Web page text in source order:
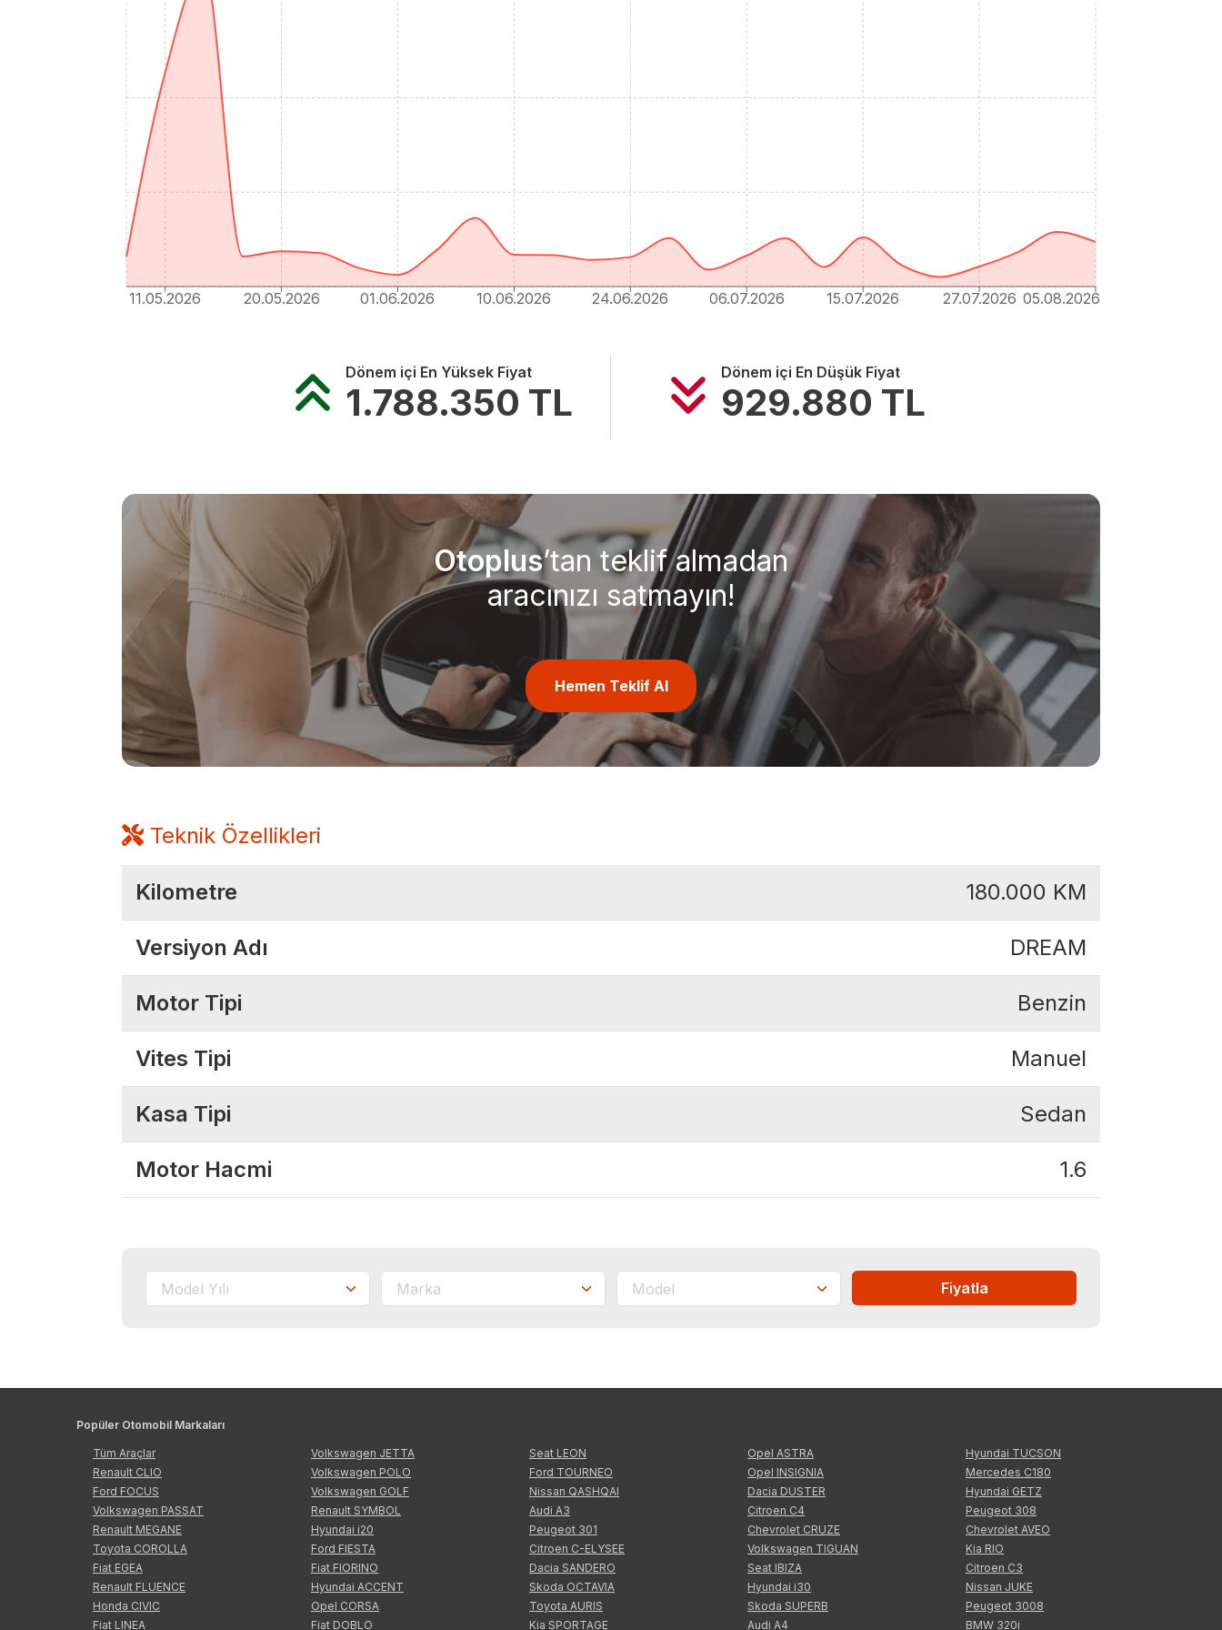
11.05.2026 20.05.2026 01.06.2026 10.06.2026 24.06.2026 06.07.2026 15.07.2026 27.07.2026 05.08.2026
Dönem içi En Yüksek Fiyat
1.788.350 TL
Dönem içi En Düşük Fiyat
929.880 TL
Otoplus’tan teklif almadan
aracınızı satmayın!
Hemen Teklif Al
Teknik Özellikleri
Kilometre 180.000 KM
Versiyon Adı DREAM
Motor Tipi Benzin
Vites Tipi Manuel
Kasa Tipi Sedan
Motor Hacmi 1.6
Fiyatla
Popüler Otomobil Markaları
Tüm Araçlar
Renault CLIO
Ford FOCUS
Volkswagen PASSAT
Renault MEGANE
Toyota COROLLA
Fiat EGEA
Renault FLUENCE
Honda CIVIC
Fiat LINEA
Volkswagen JETTA
Volkswagen POLO
Volkswagen GOLF
Renault SYMBOL
Hyundai i20
Ford FIESTA
Fiat FIORINO
Hyundai ACCENT
Opel CORSA
Fiat DOBLO
Seat LEON
Ford TOURNEO
Nissan QASHQAI
Audi A3
Peugeot 301
Citroen C-ELYSEE
Dacia SANDERO
Skoda OCTAVIA
Toyota AURIS
Kia SPORTAGE
Opel ASTRA
Opel INSIGNIA
Dacia DUSTER
Citroen C4
Chevrolet CRUZE
Volkswagen TIGUAN
Seat IBIZA
Hyundai i30
Skoda SUPERB
Audi A4
Hyundai TUCSON
Mercedes C180
Hyundai GETZ
Peugeot 308
Chevrolet AVEO
Kia RIO
Citroen C3
Nissan JUKE
Peugeot 3008
BMW 320i